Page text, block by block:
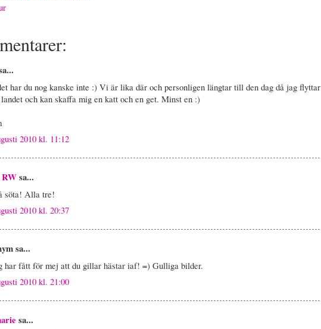
har du nog kanske inte :) Vi är lika där och personligen längtar till den dag då jag flyttar
och kan skaffa mig en katt och en get. Minst en :)
2010 kl. 11:12
RWsa...
söta! Alla tre!
2010 kl. 20:37
sa...
har fått för mej att du gillar hästar iaf! =) Gulliga bilder.
2010 kl. 21:00
sa...